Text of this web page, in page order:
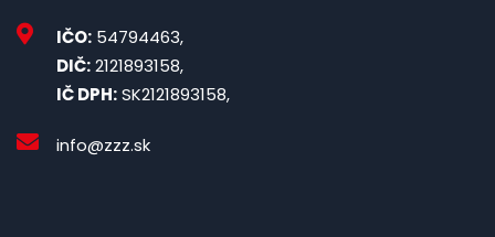
IČO: 54794463,
DIČ:2121893158,
IČ DPH:SK2121893158,
info@zzz.sk